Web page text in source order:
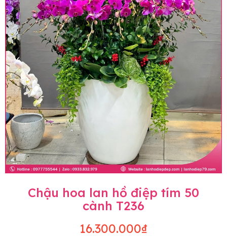
Chậu hoa lan hồ điệp tím 50
cành T236
16.300.000₫